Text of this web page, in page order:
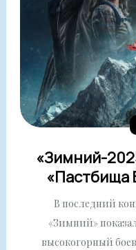
«Зимний-
«Пастбища
В последний
«Зимний»
высокогорный